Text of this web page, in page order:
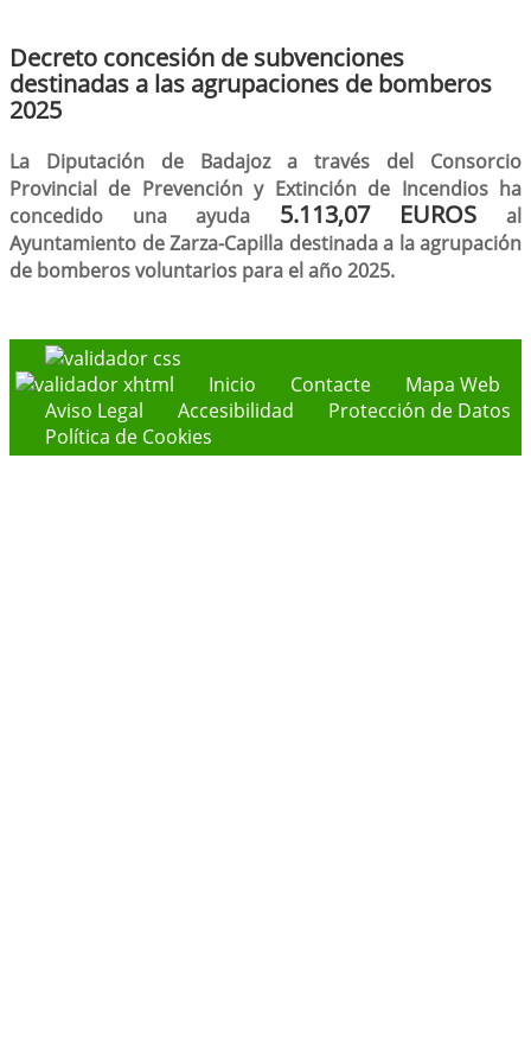
Decreto concesión de subvenciones
destinadas a las agrupaciones de bomberos
2025
La Diputación de Badajoz a través del Consorcio
Provincial de Prevención y Extinción de Incendios ha
concedido una ayuda 5.113,07 EUROS al
Ayuntamiento de Zarza-Capilla destinada a la agrupación
de bomberos voluntarios para el año 2025.
Inicio Contacte
Mapa Web
Aviso Legal
Accesibilidad
Protección de Datos
Política de Cookies